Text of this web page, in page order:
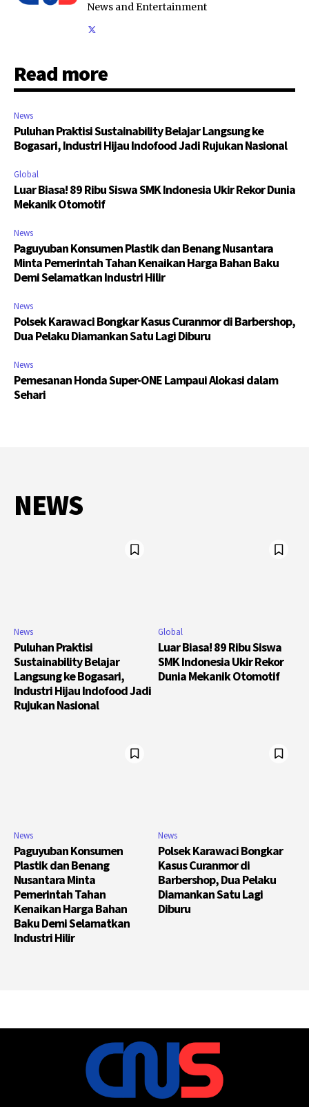
News and Entertainment
Read more
News
Puluhan Praktisi Sustainability Belajar Langsung ke
Bogasari, Industri Hijau Indofood Jadi Rujukan Nasional
Global
Luar Biasa! 89 Ribu Siswa SMK Indonesia Ukir Rekor Dunia
Mekanik Otomotif
News
Paguyuban Konsumen Plastik dan Benang Nusantara
Minta Pemerintah Tahan Kenaikan Harga Bahan Baku
Demi Selamatkan Industri Hilir
News
Polsek Karawaci Bongkar Kasus Curanmor di Barbershop,
Dua Pelaku Diamankan Satu Lagi Diburu
News
Pemesanan Honda Super-ONE Lampaui Alokasi dalam
Sehari
NEWS
News
Puluhan Praktisi
Sustainability Belajar
Langsung ke Bogasari,
Industri Hijau Indofood Jadi
Rujukan Nasional
Global
Luar Biasa! 89 Ribu Siswa
SMK Indonesia Ukir Rekor
Dunia Mekanik Otomotif
News
Paguyuban Konsumen
Plastik dan Benang
Nusantara Minta
Pemerintah Tahan
Kenaikan Harga Bahan
Baku Demi Selamatkan
Industri Hilir
News
Polsek Karawaci Bongkar
Kasus Curanmor di
Barbershop, Dua Pelaku
Diamankan Satu Lagi
Diburu